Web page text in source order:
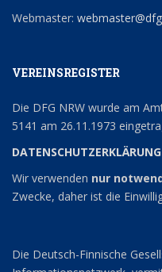
Webmaster:
VEREINSREGISTER
Die DFG NRW wurde am
5141 am 26.11.1973
DATENSCHUTZERKLÄRUNG
Wir verwenden nur
Zwecke, daher ist die
Die Deutsch-Finnische